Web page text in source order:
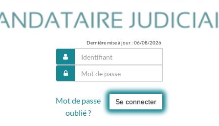
Dernière mise à jour : 06/08/2026
Se connecter
Mot de passe
oublié ?